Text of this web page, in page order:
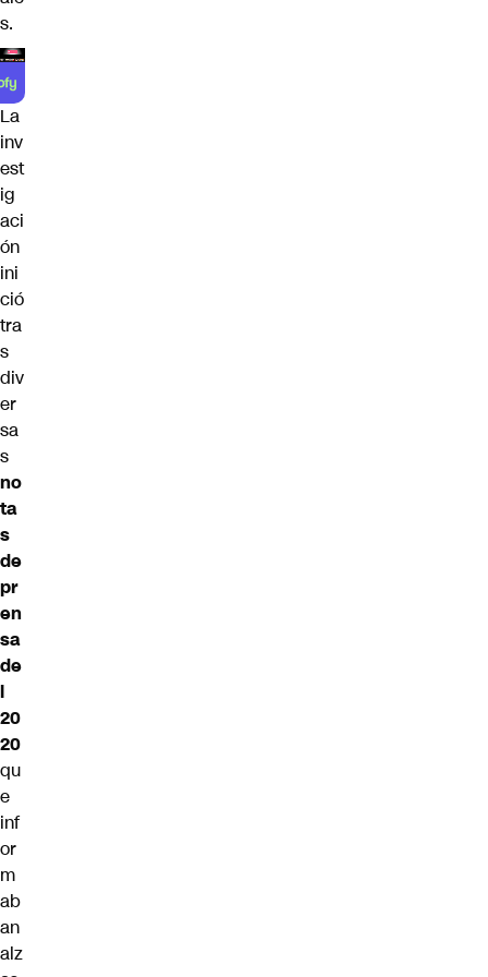
s.
La
inv
est
ig
aci
ón
ini
ció
tra
s
div
er
sa
s
no
ta
s
de
pr
en
sa
de
l
20
20
qu
e
inf
or
m
ab
an
alz